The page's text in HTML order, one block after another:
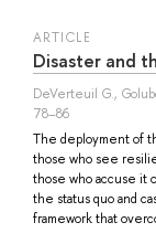
ARTICLE
Disaster and
DeVerteuil G.,
78–86
The deployment of
those who see
those who accuse it
the status quo and
framework that